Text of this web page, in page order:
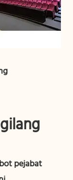
Kami adalah pengilang
pejabat